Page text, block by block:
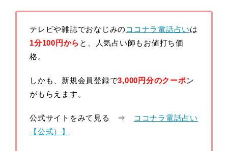
テレビや雑誌でおなじみのココナラ電話占いは
1分100円から と、人気占い師もお値打ち価
格。
しかも、新規会員登録で3,000円分のクーポン
がもらえます。
公式サイトをみて見る ⇒
ココナラ電話占い
【公式）】